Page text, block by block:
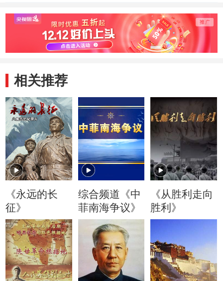
表正确路线
相关推荐
《永远的长
征》
综合频道《中
菲南海争议》
《从胜利走向
胜利》